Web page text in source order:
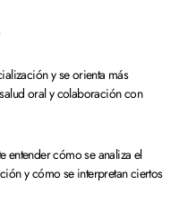
y se orienta más
oral y colaboración con
entender cómo se analiza el
y cómo se interpretan ciertos